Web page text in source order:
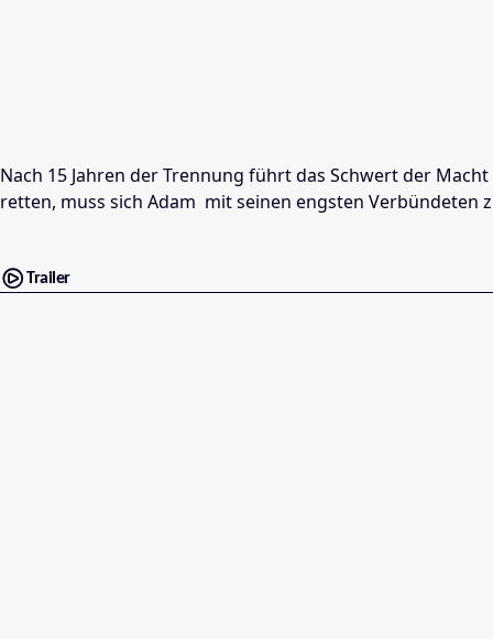
Nach 15 Jahren der Trennung führt das Schwert der
retten, muss sich Adam mit seinen engsten Verbündeten
Trailer